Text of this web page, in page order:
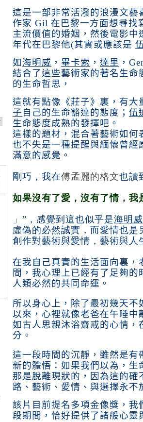
這是一部非常活潑的浪漫文藝
作家 Gil 在巴黎一方面想尋找
主流價值的婚姻，然後電影中
年代在巴黎他(其實或應該是
如 海明威 ， 畢卡索 ， 達里 ，
結合了這些藝術家的著名生命
的生命哲思，
這就有點像《莊子》裏，有大
子 自己的生命豁達的態度； 伍
生命態度成熟的發揮吧。
這樣的題材，混合著藝術如何
也不失是一種提醒與緬懷曾經
滿意的感覺。
剛巧，我在傅孟麗的格文也讀
如果沒有了愛，沒有了情，我
」”，感覺到這也似乎是海明威
虛偽的必然誠實，而愛情也
創作對藝術與愛情，藝術與人
在我自己真實的生活面向裏，
間，我心理上已經有了足夠
人類必然的共同命運。
所以身心上，除了最初幾天不
以來，心裡就像老爸在午睡中
如古人思親沐浴齋戒的心情，
分。
這一段時間的沉靜，雖然是有
新的體悟：如果我們以為，生
那是脫離現狀的，因為這的
路、藝術、愛情、與選擇永不
該片目前提名多項金像獎，我
段期間，恰好提供了諸般心靈